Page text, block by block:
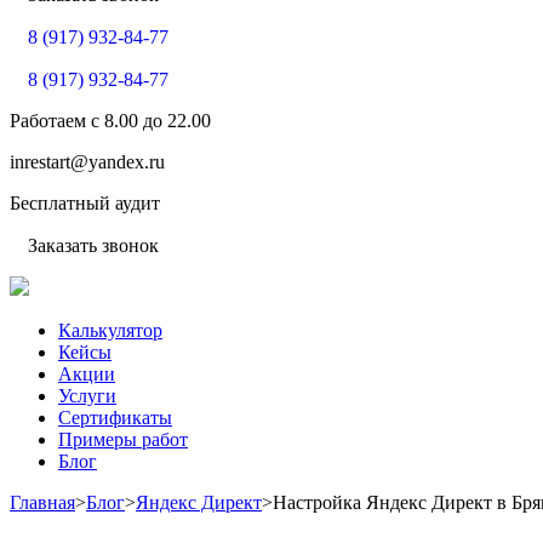
8 (917) 932-84-77
8 (917) 932-84-77
Работаем с 8.00 до 22.00
inrestart@yandex.ru
Бесплатный аудит
Заказать звонок
Калькулятор
Кейсы
Акции
Услуги
Сертификаты
Примеры работ
Блог
Главная>Блог>Яндекс Директ>Настройка Яндекс Директ в